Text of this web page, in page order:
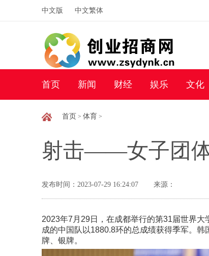
中文版 中文繁体
首页 新闻 财经 娱乐 文化
首页 > 体育 >
射击——女子团体
发布时间：2023-07-29 16:24:07 来源：
2023年7月29日，在成都举行的第31届世界
成的中国队以1880.8环的总成绩获得季军。
牌、银牌。